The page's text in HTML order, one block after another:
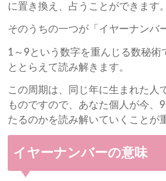
に置き換え、占うことができます。
そのうちの一つが「イヤーナンバ
1～9という数字を重んじる数秘術
ととらえて読み解きます。
この周期は、同じ年に生まれた人
ものですので、あなた個人が今、
たるのかを読み解いていくことが
イヤーナンバーの意味